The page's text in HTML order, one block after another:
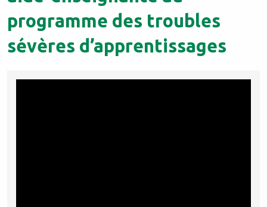
programme des troubles
sévères d’apprentissages